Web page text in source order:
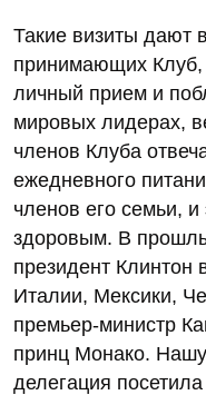
Такие визиты дают
принимающих Клуб,
личный прием и
мировых лидерах,
членов Клуба
ежедневного
членов его семьи,
здоровым. В
президент
Италии, Мексики,
премьер-министр
принц Монако.
делегация